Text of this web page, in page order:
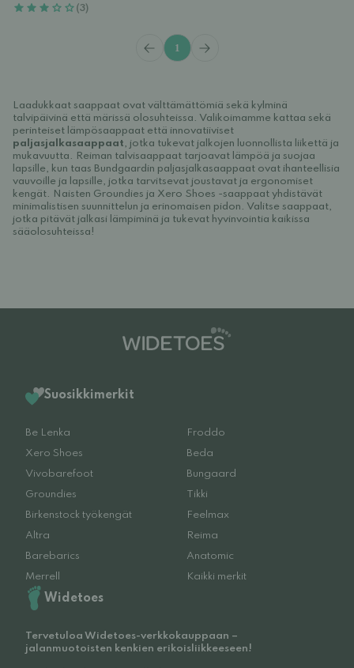
(3)
1
Laadukkaat saappaat ovat välttämättömiä sekä kylminä
talvipäivinä että märissä olosuhteissa. Valikoimamme kattaa sekä
perinteiset lämpösaappaat että innovatiiviset
paljasjalkasaappaat, jotka tukevat jalkojen luonnollista liikettä ja
mukavuutta. Reiman talvisaappaat tarjoavat lämpöä ja suojaa
lapsille, kun taas Bundgaardin paljasjalkasaappaat ovat ihanteellisia
vauvoille ja lapsille, jotka tarvitsevat joustavat ja ergonomiset
kengät. Naisten Groundies ja Xero Shoes -saappaat yhdistävät
minimalistisen suunnittelun ja erinomaisen pidon. Valitse saappaat,
jotka pitävät jalkasi lämpiminä ja tukevat hyvinvointia kaikissa
sääolosuhteissa!
Suosikkimerkit
Be Lenka
Froddo
Xero Shoes
Beda
Vivobarefoot
Bungaard
Groundies
Tikki
Birkenstock työkengät
Feelmax
Altra
Reima
Barebarics
Anatomic
Merrell
Kaikki merkit
Widetoes
Tervetuloa Widetoes-verkkokauppaan –
jalanmuotoisten kenkien erikoisliikkeeseen!